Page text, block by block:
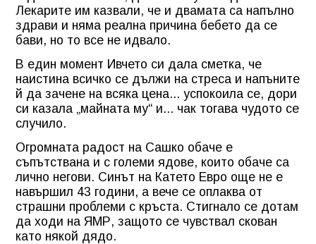
Лекарите им казвали, че и двамата са напълно
здрави и няма реална причина бебето да се
бави, но то все не идвало.
В един момент Ивчето си дала сметка, че
наистина всичко се дължи на стреса и напъните
й да зачене на всяка цена... успокоила се, дори
си казала „майната му“ и... чак тогава чудото се
случило.
Огромната радост на Сашко обаче е
съпътствана и с големи ядове, които обаче са
лично негови. Синът на Катето Евро още не е
навършил 43 години, а вече се оплаква от
страшни проблеми с кръста. Стигнало се дотам
да ходи на ЯМР, защото се чувствал скован
като някой дядо.